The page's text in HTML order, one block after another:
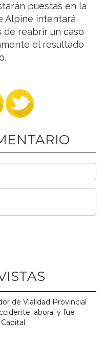
puestas en la
Alpine intentará
de reabrir un caso
el resultado
de Vialidad Provincial
laboral y fue